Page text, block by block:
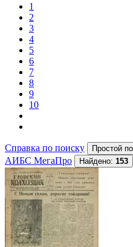
1
2
3
4
5
6
7
8
9
10
Справка по поиску
АИБС МегаПро
Найдено: 153